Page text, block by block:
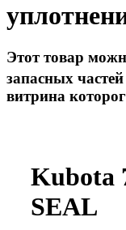
Этот товар
запасных
витрина
Kubota
SEAL